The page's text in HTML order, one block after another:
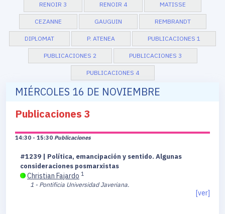
RENOIR 3 RENOIR 4 MATISSE
CEZANNE GAUGUIN REMBRANDT
DIPLOMAT P. ATENEA PUBLICACIONES 1
PUBLICACIONES 2 PUBLICACIONES 3
PUBLICACIONES 4
MIÉRCOLES 16 DE NOVIEMBRE
Publicaciones 3
14:30 - 15:30 Publicaciones
#1239 | Política, emancipación y sentido. Algunas
consideraciones posmarxistas
Christian Fajardo 1
1 - Pontificia Universidad Javeriana.
[ver]